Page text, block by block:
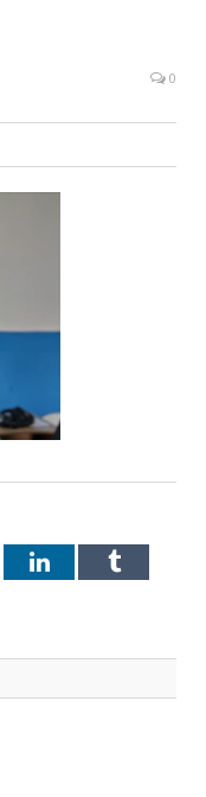
0
LinkedInTumblr